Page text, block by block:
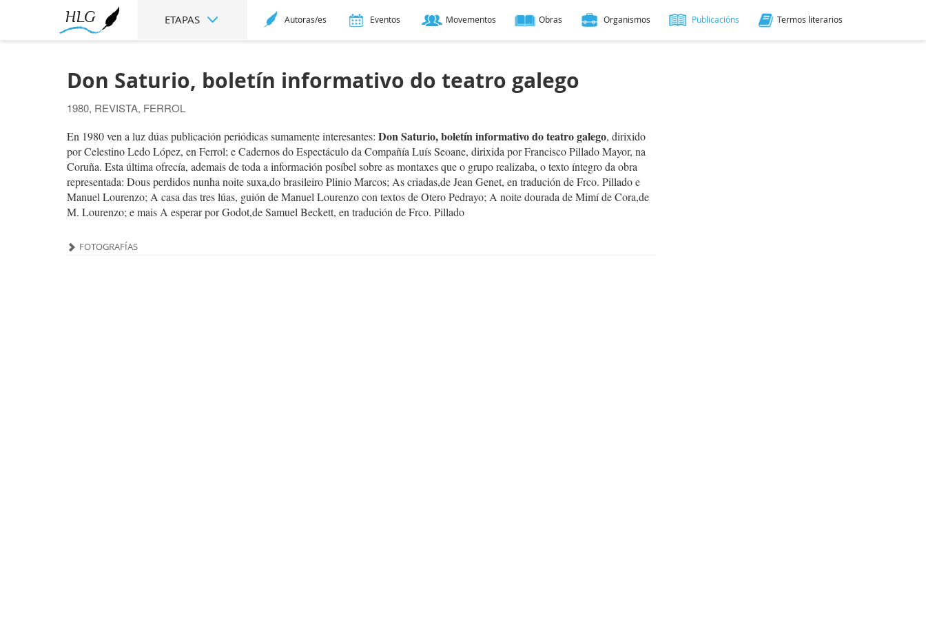
ETAPAS Autoras/es Eventos Movementos Obras Organismos Publicacións Termos literarios
Don Saturio, boletín informativo do teatro galego
1980, REVISTA, FERROL
En 1980 ven a luz dúas publicación periódicas sumamente interesantes: Don Saturio, boletín informativo do teatro galego, dirixido
por Celestino Ledo López, en Ferrol; e Cadernos do Espectáculo da Compañía Luís Seoane, dirixida por Francisco Pillado Mayor, na
Coruña. Esta última ofrecía, ademais de toda a información posíbel sobre as montaxes que o grupo realizaba, o texto íntegro da obra
representada: Dous perdidos nunha noite suxa,do brasileiro Plinio Marcos; As criadas,de Jean Genet, en tradución de Frco. Pillado e
Manuel Lourenzo; A casa das tres lúas, guión de Manuel Lourenzo con textos de Otero Pedrayo; A noite dourada de Mimí de Cora,de
M. Lourenzo; e mais A esperar por Godot,de Samuel Beckett, en tradución de Frco. Pillado
FOTOGRAFÍAS